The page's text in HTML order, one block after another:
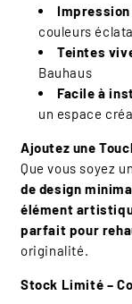
Impression
couleurs
Teintes
Bauhaus
Facile à
un espace
Ajoutez une
Que vous soyez un
de design
élément
parfait pour
originalité.
Stock Limité –